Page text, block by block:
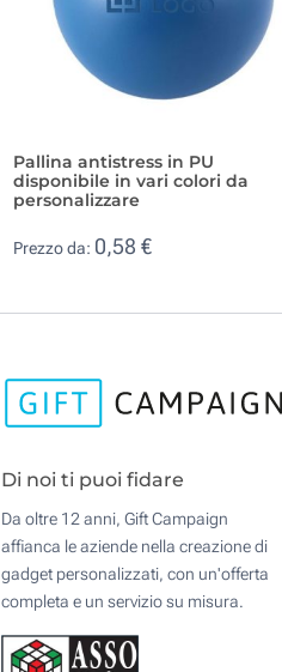
Pallina antistress in PU
disponibile in vari colori da
personalizzare
Prezzo da: 0,58 €
Di noi ti puoi fidare
Da oltre 12 anni, Gift Campaign
affianca le aziende nella creazione di
gadget personalizzati, con un'offerta
completa e un servizio su misura.